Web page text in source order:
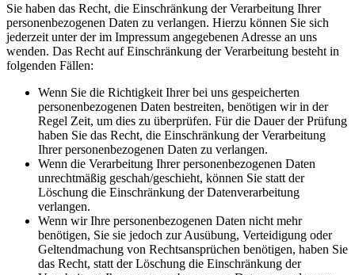
Sie haben das Recht, die Einschränkung der Verarbeitung Ihrer
personenbezogenen Daten zu verlangen. Hierzu können Sie sich
jederzeit unter der im Impressum angegebenen Adresse an uns
wenden. Das Recht auf Einschränkung der Verarbeitung besteht in
folgenden Fällen:
Wenn Sie die Richtigkeit Ihrer bei uns gespeicherten
personenbezogenen Daten bestreiten, benötigen wir in der
Regel Zeit, um dies zu überprüfen. Für die Dauer der Prüfung
haben Sie das Recht, die Einschränkung der Verarbeitung
Ihrer personenbezogenen Daten zu verlangen.
Wenn die Verarbeitung Ihrer personenbezogenen Daten
unrechtmäßig geschah/geschieht, können Sie statt der
Löschung die Einschränkung der Datenverarbeitung
verlangen.
Wenn wir Ihre personenbezogenen Daten nicht mehr
benötigen, Sie sie jedoch zur Ausübung, Verteidigung oder
Geltendmachung von Rechtsansprüchen benötigen, haben Sie
das Recht, statt der Löschung die Einschränkung der